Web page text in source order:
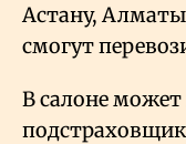
Астану,
смогут
В салоне